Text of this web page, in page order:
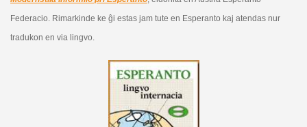
Federacio. Rimarkinde ke ĝi estas jam tute en Esperanto kaj atendas nur
tradukon en via lingvo.